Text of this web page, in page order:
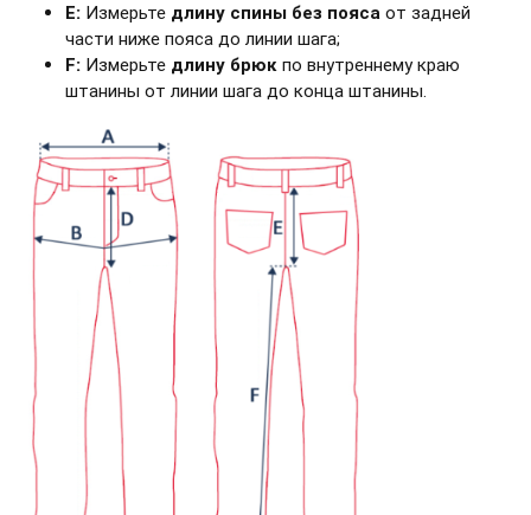
E: Измерьте длину спины без пояса от задней
части ниже пояса до линии шага;
F: Измерьте длину брюк по внутреннему краю
штанины от линии шага до конца штанины.